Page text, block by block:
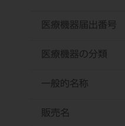
医療機器届出番号
医療機器の分類
一般的名称
販売名